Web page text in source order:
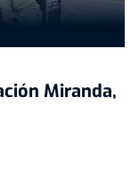
Miranda,